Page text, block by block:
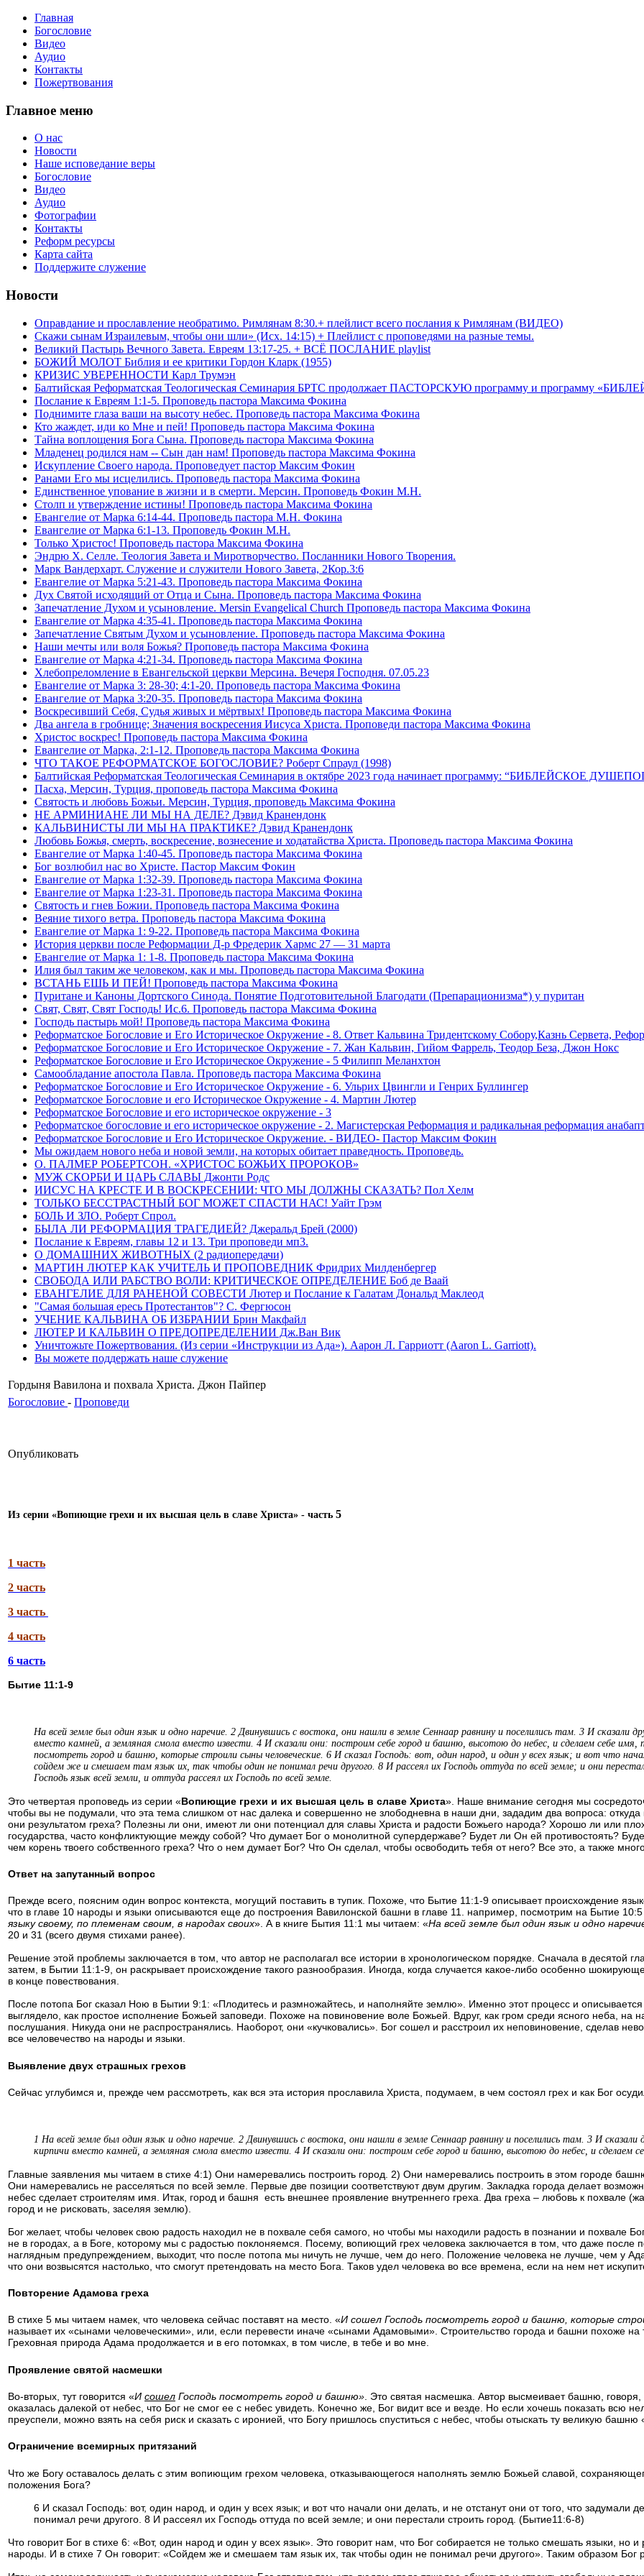
Главная
Богословие
Видео
Аудио
Контакты
Пожертвования
Главное меню
О нас
Новости
Наше исповедание веры
Богословие
Видео
Аудио
Фотографии
Контакты
Реформ ресурсы
Карта сайта
Поддержите служение
Новости
Оправдание и прославление необратимо. Римлянам 8:30.+ плейлист всего послания к Римлянам (ВИДЕО)
Скажи сынам Израилевым, чтобы они шли» (Исх. 14:15) + Плейлист с проповедями на разные темы.
Великий Пастырь Вечного Завета. Евреям 13:17-25. + ВСЁ ПОСЛАНИЕ playlist
БОЖИЙ МОЛОТ Библия и ее критики Гордон Кларк (1955)
КРИЗИС УВЕРЕННОСТИ Карл Трумэн
Балтийская Реформатская Теологическая Семинария БРТС продолжает ПАСТОРСКУЮ программу и программу
Послание к Евреям 1:1-5. Проповедь пастора Максима Фокина
Поднимите глаза ваши на высоту небес. Проповедь пастора Максима Фокина
Кто жаждет, иди ко Мне и пей! Проповедь пастора Максима Фокина
Тайна воплощения Бога Сына. Проповедь пастора Максима Фокина
Младенец родился нам -- Сын дан нам! Проповедь пастора Максима Фокина
Искупление Своего народа. Проповедует пастор Максим Фокин
Ранами Его мы исцелились. Проповедь пастора Максима Фокина
Единственное упование в жизни и в смерти. Мерсин. Проповедь Фокин М.Н.
Столп и утверждение истины! Проповедь пастора Максима Фокина
Евангелие от Марка 6:14-44. Проповедь пастора М.Н. Фокина
Евангелие от Марка 6:1-13. Проповедь Фокин М.Н.
Только Христос! Проповедь пастора Максима Фокина
Эндрю Х. Селле. Теология Завета и Миротворчество. Посланники Нового Творения.
Марк Вандерхарт. Служение и служители Нового Завета, 2Кор.3:6
Евангелие от Марка 5:21-43. Проповедь пастора Максима Фокина
Дух Святой исходящий от Отца и Сына. Проповедь пастора Максима Фокина
Запечатление Духом и усыновление. Mersin Evangelical Church Проповедь пастора Максима Фокина
Евангелие от Марка 4:35-41. Проповедь пастора Максима Фокина
Запечатление Святым Духом и усыновление. Проповедь пастора Максима Фокина
Наши мечты или воля Божья? Проповедь пастора Максима Фокина
Евангелие от Марка 4:21-34. Проповедь пастора Максима Фокина
Хлебопреломление в Евангельской церкви Мерсина. Вечеря Господня. 07.05.23
Евангелие от Марка 3: 28-30; 4:1-20. Проповедь пастора Максима Фокина
Евангелие от Марка 3:20-35. Проповедь пастора Максима Фокина
Воскресивший Себя, Судья живых и мëртвых! Проповедь пастора Максима Фокина
Два ангела в гробнице; Значения воскресения Иисуса Христа. Проповеди пастора Максима Фокина
Христос воскрес! Проповедь пастора Максима Фокина
Евангелие от Марка, 2:1-12. Проповедь пастора Максима Фокина
ЧТО ТАКОЕ РЕФОРМАТСКОЕ БОГОСЛОВИЕ? Роберт Спраул (1998)
Балтийская Реформатская Теологическая Семинария в октябре 2023 года начинает программу: “БИБЛЕЙСКОЕ
Пасха, Мерсин, Турция, проповедь пастора Максима Фокина
Святость и любовь Божьи. Мерсин, Турция, проповедь Максима Фокина
НЕ АРМИНИАНЕ ЛИ МЫ НА ДЕЛЕ? Дэвид Кранендонк
КАЛЬВИНИСТЫ ЛИ МЫ НА ПРАКТИКЕ? Дэвид Кранендонк
Любовь Божья, смерть, воскресение, вознесение и ходатайства Христа. Проповедь пастора Максима Фокина
Евангелие от Марка 1:40-45. Проповедь пастора Максима Фокина
Бог возлюбил нас во Христе. Пастор Максим Фокин
Евангелие от Марка 1:32-39. Проповедь пастора Максима Фокина
Евангелие от Марка 1:23-31. Проповедь пастора Максима Фокина
Святость и гнев Божии. Проповедь пастора Максима Фокина
Веяние тихого ветра. Проповедь пастора Максима Фокина
Евангелие от Марка 1: 9-22. Проповедь пастора Максима Фокина
История церкви после Реформации Д-р Фредерик Хармс 27 — 31 марта
Евангелие от Марка 1: 1-8. Проповедь пастора Максима Фокина
Илия был таким же человеком, как и мы. Проповедь пастора Максима Фокина
ВСТАНЬ ЕШЬ И ПЕЙ! Проповедь пастора Максима Фокина
Пуритане и Каноны Дортского Синода. Понятие Подготовительной Благодати (Препарационизма*) у пуритан
Свят, Свят, Свят Господь! Ис.6. Проповедь пастора Максима Фокина
Господь пастырь мой! Проповедь пастора Максима Фокина
Реформатское Богословие и Его Историческое Окружение - 8. Ответ Кальвина Тридентскому Собору,Казнь Сервета,
Реформатское Богословие и Его Историческое Окружение - 7. Жан Кальвин, Гийом Фаррель, Теодор Беза, Джон Нокс
Реформатское Богословие и Его Историческое Окружение - 5 Филипп Меланхтон
Самообладание апостола Павла. Проповедь пастора Максима Фокина
Реформатское Богословие и Его Историческое Окружение - 6. Ульрих Цвингли и Генрих Буллингер
Реформатское Богословие и его Историческое Окружение - 4. Мартин Лютер
Реформатское Богословие и его историческое окружение - 3
Реформатское богословие и его историческое окружение - 2. Магистерская Реформация и радикальная реформация
Реформатское Богословие и Его Историческое Окружение. - ВИДЕО- Пастор Максим Фокин
Мы ожидаем нового неба и новой земли, на которых обитает праведность. Проповедь.
О. ПАЛМЕР РОБЕРТСОН. «ХРИСТОС БОЖЬИХ ПРОРОКОВ»
МУЖ СКОРБИ И ЦАРЬ СЛАВЫ Джонти Родс
ИИСУС НА КРЕСТЕ И В ВОСКРЕСЕНИИ: ЧТО МЫ ДОЛЖНЫ СКАЗАТЬ? Пол Хелм
ТОЛЬКО БЕССТРАСТНЫЙ БОГ МОЖЕТ СПАСТИ НАС! Уайт Грэм
БОЛЬ И ЗЛО. Роберт Спрол.
БЫЛА ЛИ РЕФОРМАЦИЯ ТРАГЕДИЕЙ? Джеральд Брей (2000)
Послание к Евреям, главы 12 и 13. Три проповеди мп3.
О ДОМАШНИХ ЖИВОТНЫХ (2 радиопередачи)
МАРТИН ЛЮТЕР КАК УЧИТЕЛЬ И ПРОПОВЕДНИК Фридрих Милденбергер
СВОБОДА ИЛИ РАБСТВО ВОЛИ: КРИТИЧЕСКОЕ ОПРЕДЕЛЕНИЕ Боб де Ваай
ЕВАНГЕЛИЕ ДЛЯ РАНЕНОЙ СОВЕСТИ Лютер и Послание к Галатам Дональд Маклеод
"Самая большая ересь Протестантов"? С. Фергюсон
УЧЕНИЕ КАЛЬВИНА ОБ ИЗБРАНИИ Брин Макфайл
ЛЮТЕР И КАЛЬВИН О ПРЕДОПРЕДЕЛЕНИИ Дж.Ван Вик
Уничтожьте Пожертвования. (Из серии «Инструкции из Ада»). Аарон Л. Гарриотт (Aaron L. Garriott).
Вы можете поддержать наше служение
Гордыня Вавилона и похвала Христа. Джон Пайпер
Богословие - Проповеди
Опубликовать
Из серии «Вопиющие грехи и их высшая цель в славе Христа» - часть 5
1 часть
2 часть
3 часть
4 часть
6 часть
Бытие 11:1-9
На всей земле был один язык и одно наречие. 2 Двинувшись с востока, они нашли в земле Сеннаар равнину и поселились там. 3 И сказали
вместо камней, а земляная смола вместо извести. 4 И сказали они: построим себе город и башню, высотою до небес, и сделаем себе имя,
посмотреть город и башню, которые строили сыны человеческие. 6 И сказал Господь: вот, один народ, и один у всех язык; и вот что
сойдем же и смешаем там язык их, так чтобы один не понимал речи другого. 8 И рассеял их Господь оттуда по всей земле; и они
Господь язык всей земли, и оттуда рассеял их Господь по всей земле.
Это четвертая проповедь из серии «Вопиющие грехи и их высшая цель в славе Христа». Наше внимание сегодня мы
чтобы вы не подумали что эта тема слишком от нас далека и совершенно не злободневна в наши дни зададим два вопроса:
они результатом греха? Полезны ли они имеют ли они потенциал для славы Христа и радости Божьего народа? Хорошо ли или
государства часто конфликтующие между собой? Что думает Бог о монолитной супердержаве? Будет ли Он ей противостоять?
чем корень твоего собственного греха? Что о нем думает Бог? Что Он сделал чтобы освободить тебя от него? Все это, а также
Ответ на запутанный вопрос
Прежде всего, поясним один вопрос контекста, могущий поставить в тупик. Похоже, что Бытие 11:1-9 описывает происхождение
что в главе 10 народы и языки описываются еще до построения Вавилонской башни в главе 11. например, посмотрим на Бытие 10:5
языку своему, по племенам своим, в народах своих». А в книге Бытия 11:1 мы читаем: «На всей земле был один язык и одно
20 и 31 (всего двумя стихами ранее).
Решение этой проблемы заключается в том, что автор не располагал все истории в хронологическом порядке. Сначала в десятой
затем, в Бытии 11:1-9, он раскрывает происхождение такого разнообразия. Иногда, когда случается какое-либо особенно
в конце повествования.
После потопа Бог сказал Ною в Бытии 9:1: «Плодитесь и размножайтесь, и наполняйте землю». Именно этот процесс и
выглядело, как простое исполнение Божьей заповеди. Похоже на повиновение воле Божьей. Вдруг, как гром среди ясного неба,
послушания. Никуда они не распространялись. Наоборот, они «кучковались». Бог сошел и расстроил их неповиновение, сделав
все человечество на народы и языки.
Выявление двух страшных грехов
Сейчас углубимся и, прежде чем рассмотреть, как вся эта история прославила Христа, подумаем, в чем состоял грех и как Бог
1 На всей земле был один язык и одно наречие. 2 Двинувшись с востока, они нашли в земле Сеннаар равнину и поселились там. 3 И
кирпичи вместо камней, а земляная смола вместо извести. 4 И сказали они: построим себе город и башню, высотою до небес, и сделаем
Главные заявления мы читаем в стихе 4:1) Они намеревались построить город. 2) Они намеревались построить в этом городе
Они намеревались не расселяться по всей земле. Первые две позиции соответствуют двум другим. Закладка города делает
небес сделает строителям имя. Итак, город и башня есть внешнее проявление внутреннего греха. Два греха – любовь к похвале
город и не рисковать, заселяя землю).
Бог желает, чтобы человек свою радость находил не в похвале себя самого, но чтобы мы находили радость в познании и похвале
не в городах, а в Боге, которому мы с радостью поклоняемся. Посему, вопиющий грех человека заключается в том, что даже после
наглядным предупреждением, выходит, что после потопа мы ничуть не лучше, чем до него. Положение человека не лучше, чем у
что они возвысятся настолько, что смогут претендовать на место Бога. Таков удел человека во все времена, если на нем нет
Повторение Адамова греха
В стихе 5 мы читаем намек, что человека сейчас поставят на место. «И сошел Господь посмотреть город и башню, которые
называет их «сынами человеческими», или, если перевести иначе «сынами Адамовыми». Строительство города и башни похоже на
Греховная природа Адама продолжается и в его потомках, в том числе, в тебе и во мне.
Проявление святой насмешки
Во-вторых, тут говорится «И сошел Господь посмотреть город и башню» . Это святая насмешка Автор высмеивает башню говоря
оказалась далекой от небес что Бог не смог ее с небес увидеть Конечно же Бог видит все и везде Но если хочешь показать всю
преуспели, можно взять на себя риск и сказать с иронией, что Богу пришлось спуститься с небес, чтобы отыскать ту великую башню
Ограничение всемирных притязаний
Что же Богу оставалось делать с этим вопиющим грехом человека, отказывающегося наполнять землю Божьей славой,
положения Бога?
6 И сказал Господь: вот, один народ, и один у всех язык; и вот что начали они делать, и не отстанут они от того, что
понимал речи другого. 8 И рассеял их Господь оттуда по всей земле; и они перестали строить город. (Бытие11:6-8)
Что говорит Бог в стихе 6: «Вот, один народ и один у всех язык». Это говорит нам, что Бог собирается не только смешать языки, но
народы И в стихе 7 Он говорит: «Сойдем же и смешаем там язык их так чтобы один не понимал речи другого». Таким образом Бог